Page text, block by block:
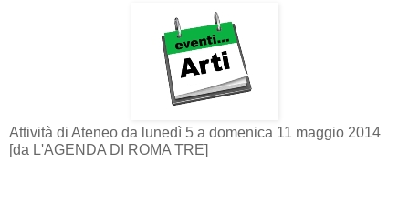
Attività di Ateneo da lunedì 5 a domenica 11 maggio 2014
[da L'AGENDA DI ROMA TRE]